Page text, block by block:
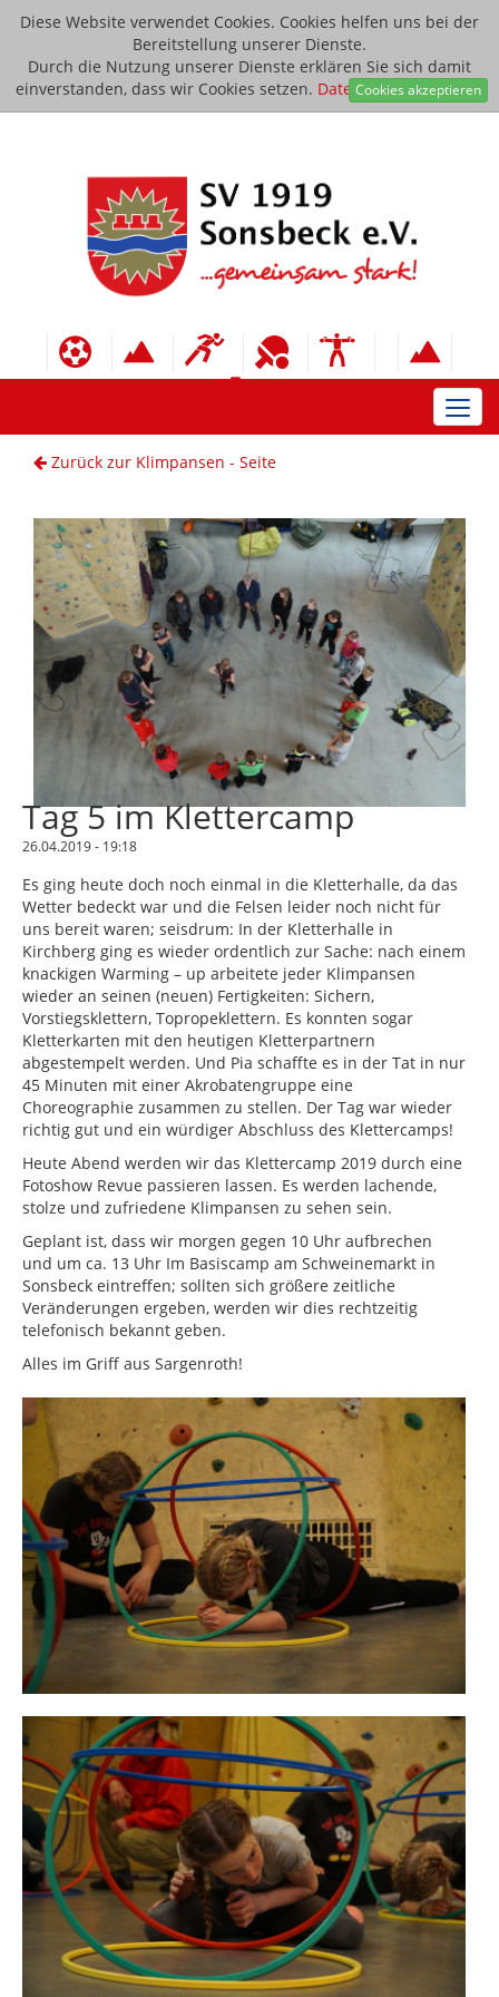
Diese Website verwendet Cookies. Cookies helfen uns bei der
Bereitstellung unserer Dienste.
Durch die Nutzung unserer Dienste erklären Sie sich damit
einverstanden, dass wir Cookies setzen. Datenschutzerklärung
Cookies akzeptieren
Zurück zur Klimpansen - Seite
Tag 5 im Klettercamp
26.04.2019 - 19:18
Es ging heute doch noch einmal in die Kletterhalle, da das
Wetter bedeckt war und die Felsen leider noch nicht für
uns bereit waren; seisdrum: In der Kletterhalle in
Kirchberg ging es wieder ordentlich zur Sache: nach einem
knackigen Warming – up arbeitete jeder Klimpansen
wieder an seinen (neuen) Fertigkeiten: Sichern,
Vorstiegsklettern, Topropeklettern. Es konnten sogar
Kletterkarten mit den heutigen Kletterpartnern
abgestempelt werden. Und Pia schaffte es in der Tat in nur
45 Minuten mit einer Akrobatengruppe eine
Choreographie zusammen zu stellen. Der Tag war wieder
richtig gut und ein würdiger Abschluss des Klettercamps!
Heute Abend werden wir das Klettercamp 2019 durch eine
Fotoshow Revue passieren lassen. Es werden lachende,
stolze und zufriedene Klimpansen zu sehen sein.
Geplant ist, dass wir morgen gegen 10 Uhr aufbrechen
und um ca. 13 Uhr Im Basiscamp am Schweinemarkt in
Sonsbeck eintreffen; sollten sich größere zeitliche
Veränderungen ergeben, werden wir dies rechtzeitig
telefonisch bekannt geben.
Alles im Griff aus Sargenroth!